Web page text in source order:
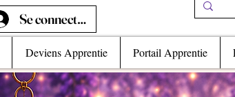
Se connecter
Deviens Apprentie Portail Apprentie